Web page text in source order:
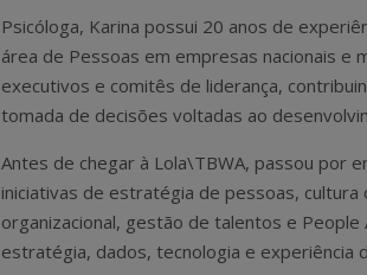
Psicóloga, Karina possui 20 anos de
área de Pessoas em empresas nacionais e
executivos e comitês de liderança,
tomada de decisões voltadas ao
Antes de chegar à Lola\TBWA, passou por
iniciativas de estratégia de pessoas,
organizacional, gestão de talentos e People
estratégia, dados, tecnologia e experiência